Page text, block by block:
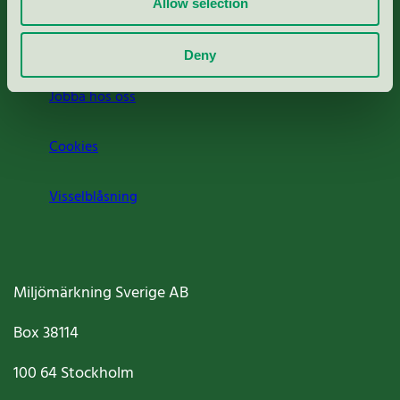
Deny
Jobba hos oss
Cookies
Visselblåsning
Miljömärkning Sverige AB
Box38114
100 64Stockholm